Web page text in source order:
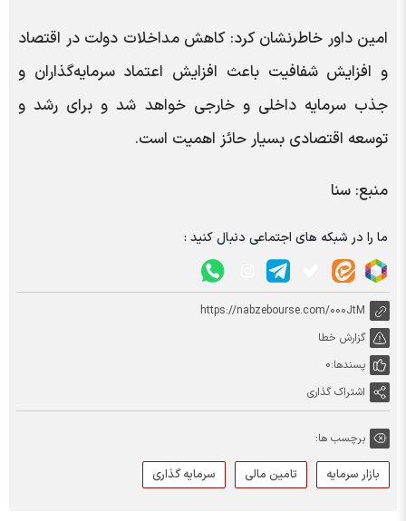
امین داور خاطرنشان کرد: کاهش مداخلات دولت در اقتصاد
و افزایش شفافیت باعث افزایش اعتماد سرمایه‌گذاران و
جذب سرمایه داخلی و خارجی خواهد شد و برای رشد و
توسعه اقتصادی بسیار حائز اهمیت است.
منبع: سنا
ما را در شبکه های اجتماعی دنبال کنید :
https://nabzebourse.com/000JtM
گزارش خطا
پسندها:0
اشتراک گذاری
برچسب ها:
بازار سرمایه تامین مالی سرمایه گذاری